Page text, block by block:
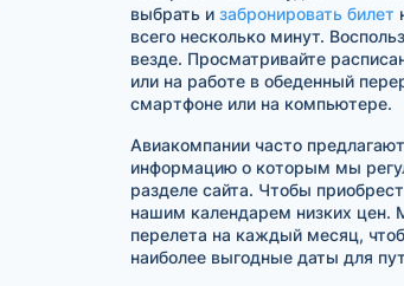
выбрать и забронировать билет
всего несколько минут.
везде. Просматривайте
или на работе в обеденный
смартфоне или на компьютере.
Авиакомпании часто
информацию о которым мы
разделе сайта. Чтобы
нашим календарем низких цен.
перелета на каждый месяц,
наиболее выгодные даты для